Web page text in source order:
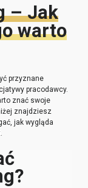
– Jak
warto
przyznane
pracodawcy.
znać swoje
znajdziesz
jak wygląda